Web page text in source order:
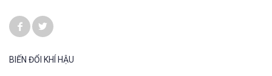
BIẾN ĐỔI KHÍ HẬU